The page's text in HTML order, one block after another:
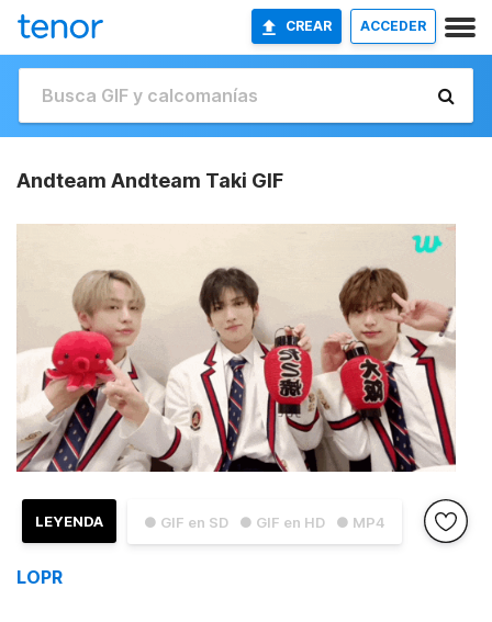
CREAR ACCEDER
Andteam Andteam Taki GIF
● GIF en SD ● GIF en HD ● MP4
LEYENDA
LOPR